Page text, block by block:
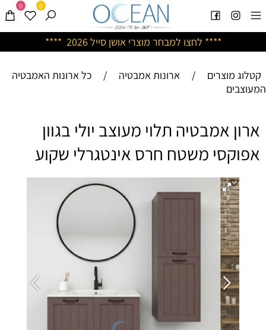
**** לחצו למבחר מוצרי אושן סייל 2026 ****
0 0
קטלוג מוצרים / ארונות אמבטיה /
כל ארונות האמבטיה
המעוצבים
ארון אמבטיה תלוי מעוצב יולי בגוון
אפוקסי משטח חרס אינטגרלי שקוע